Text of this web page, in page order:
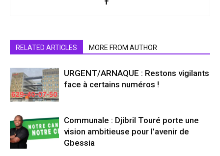
RELATED ARTICLES MORE FROM AUTHOR
URGENT/ARNAQUE : Restons vigilants
face à certains numéros !
Communale : Djibril Touré porte une
vision ambitieuse pour l’avenir de
Gbessia